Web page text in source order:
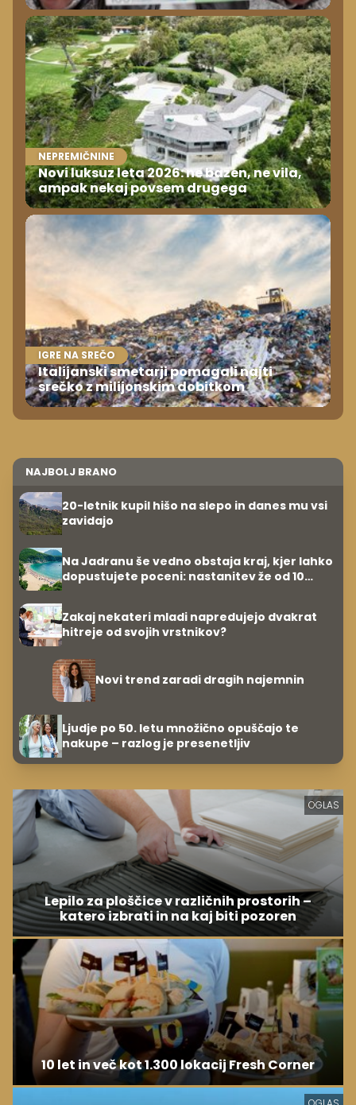
NEPREMIČNINE
Novi luksuz leta 2026: ne bazen, ne vila,
ampak nekaj povsem drugega
IGRE NA SREČO
Italijanski smetarji pomagali najti
srečko z milijonskim dobitkom
NAJBOLJ BRANO
20-letnik kupil hišo na slepo in danes mu vsi
zavidajo
Na Jadranu še vedno obstaja kraj, kjer lahko
dopustujete poceni: nastanitev že od 10
Zakaj nekateri mladi napredujejo dvakrat
hitreje od svojih vrstnikov?
Novi trend zaradi dragih najemnin
Ljudje po 50. letu množično opuščajo te
nakupe – razlog je presenetljiv
OGLAS
Lepilo za ploščice v različnih prostorih –
katero izbrati in na kaj biti pozoren
10 let in več kot 1.300 lokacij Fresh Corner